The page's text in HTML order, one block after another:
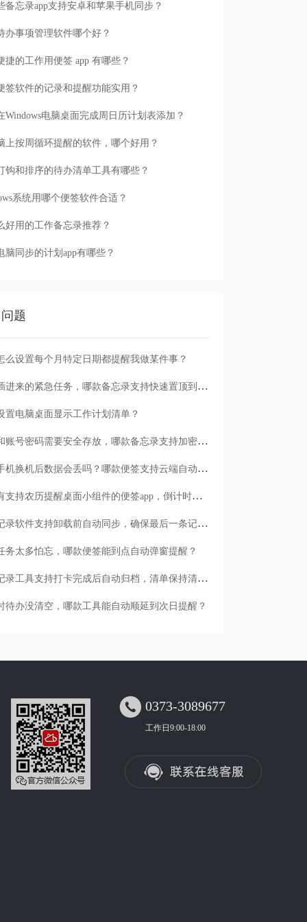
备忘录app支持安卓和苹果手机同步？
办事项管理软件哪个好？
捷的工作用便签 app 有哪些？
签软件的记录和提醒功能实用？
Windows电脑桌面完成周日历计划表添加？
上按周循环提醒的软件，哪个好用？
钩和排序的待办清单工具有哪些？
系统用哪个便签软件合适？
好用的工作备忘录推荐？
脑同步的计划app有哪些？
题
么设置每个月特定日期都提醒我做某件事？
临时插进来的紧急任务，哪款备忘录支持快速置顶到清单首位？
置电脑桌面显示工作计划清单？
日记和账号密码需要安全存放，哪款备忘录支持加密保护？
安卓手机换机后数据会丢吗？哪款便签支持云端自动备份？
有没有支持农历提醒桌面小组件的便签app，倒计时一目了然
哪款记录软件支持卸载前自动同步，确保最后一条记录不丢失？
务太多怕忘，哪款便签能到点自动弹窗提醒？
哪款记录工具支持打卡完成后自动归档，清单保持清爽？
待办没清空，哪款工具能自动顺延到次日提醒？
 0373-3089677
工作日9:00-18:00